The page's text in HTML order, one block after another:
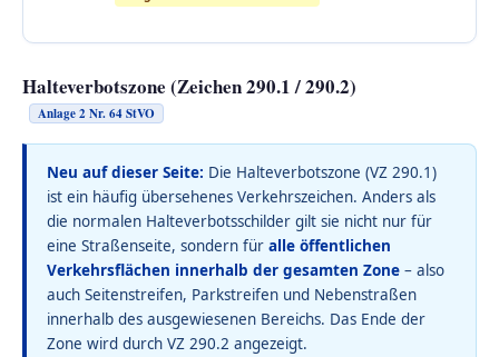
Halteverbotszone (Zeichen 290.1 / 290.2)
Anlage 2 Nr. 64 StVO
Neu auf dieser Seite: Die Halteverbotszone (VZ 290.1)
ist ein häufig übersehenes Verkehrszeichen. Anders als
die normalen Halteverbotsschilder gilt sie nicht nur für
eine Straßenseite, sondern für alle öffentlichen
Verkehrsflächen innerhalb der gesamten Zone – also
auch Seitenstreifen, Parkstreifen und Nebenstraßen
innerhalb des ausgewiesenen Bereichs. Das Ende der
Zone wird durch VZ 290.2 angezeigt.